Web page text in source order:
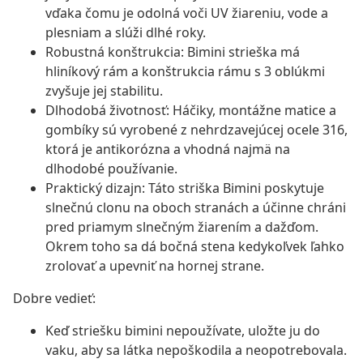
vďaka čomu je odolná voči UV žiareniu, vode a
plesniam a slúži dlhé roky.
Robustná konštrukcia: Bimini strieška má
hliníkový rám a konštrukcia rámu s 3 oblúkmi
zvyšuje jej stabilitu.
Dlhodobá životnosť: Háčiky, montážne matice a
gombíky sú vyrobené z nehrdzavejúcej ocele 316,
ktorá je antikorózna a vhodná najmä na
dlhodobé používanie.
Praktický dizajn: Táto striška Bimini poskytuje
slnečnú clonu na oboch stranách a účinne chráni
pred priamym slnečným žiarením a dažďom.
Okrem toho sa dá bočná stena kedykoľvek ľahko
zrolovať a upevniť na hornej strane.
Dobre vedieť:
Keď striešku bimini nepoužívate, uložte ju do
vaku, aby sa látka nepoškodila a neopotrebovala.